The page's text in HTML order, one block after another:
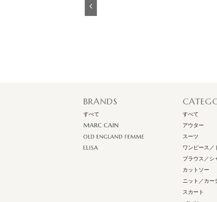
BRANDS
すべて
すべて
アウター
スーツ
ワンピース／
ブラウス／シ
カットソー
ニット／カー
スカート